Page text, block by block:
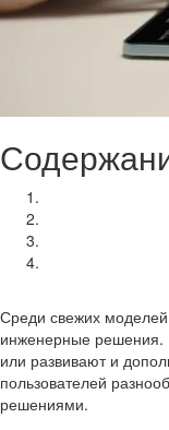
Среди свежих
инженерные решения.
или развивают и
пользователей
решениями.